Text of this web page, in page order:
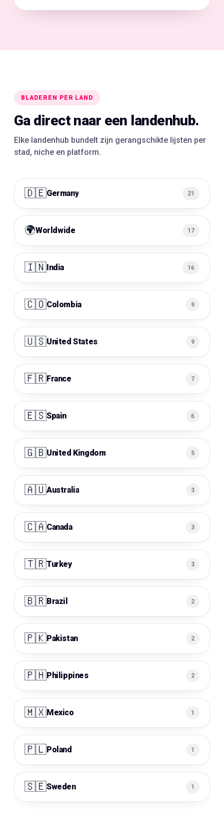
BLADEREN PER LAND
Ga direct naar een landenhub.
Elke landenhub bundelt zijn gerangschikte lijsten per
stad, niche en platform.
🇩🇪Germany 21
🌍Worldwide 17
🇮🇳India 16
🇨🇴Colombia 9
🇺🇸United States 9
🇫🇷France 7
🇪🇸Spain 6
🇬🇧United Kingdom 5
🇦🇺Australia 3
🇨🇦Canada 3
🇹🇷Turkey 3
🇧🇷Brazil 2
🇵🇰Pakistan 2
🇵🇭Philippines 2
🇲🇽Mexico 1
🇵🇱Poland 1
🇸🇪Sweden 1